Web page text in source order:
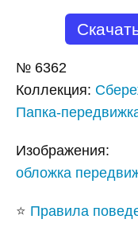
№ 6362
Коллекция:
Папка-
Изображения:
обложка
⭐ Правила